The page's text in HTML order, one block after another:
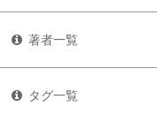
著者一覧
タグ一覧